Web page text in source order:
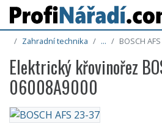
Zahradní technika ... BOSCH
Elektrický křovinořez
06008A9000